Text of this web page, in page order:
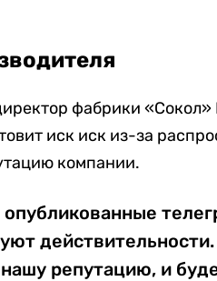
фабрики
иск иск из-за
компании.
репутацию, и